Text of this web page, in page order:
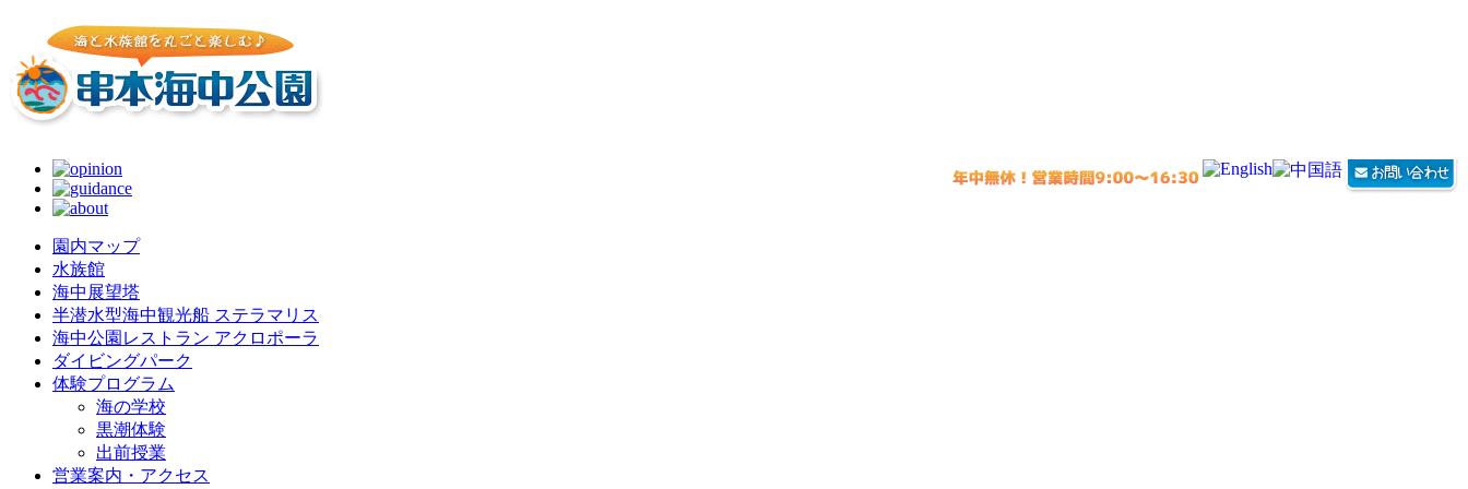
園内マップ
水族館
海中展望塔
半潜水型海中観光船 ステラマリス
海中公園レストラン アクロポーラ
ダイビングパーク
体験プログラム
海の学校
黒潮体験
出前授業
営業案内・アクセス